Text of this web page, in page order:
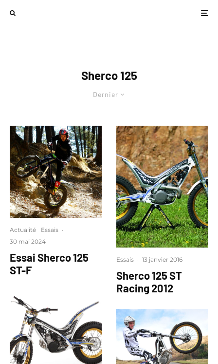
Sherco 125
Dernier
Actualité Essais ·
30 mai 2024
Essai Sherco 125
ST-F
Essais · 13 janvier 2016
Sherco 125 ST
Racing 2012